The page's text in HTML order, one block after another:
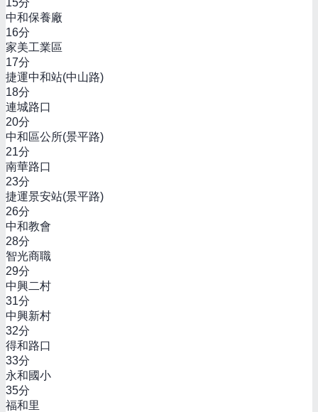
中和保養廠
16分
家美工業區
17分
捷運中和站(中山路)
18分
連城路口
20分
中和區公所(景平路)
21分
南華路口
23分
捷運景安站(景平路)
26分
中和教會
28分
智光商職
29分
中興二村
31分
中興新村
32分
得和路口
33分
永和國小
35分
福和里